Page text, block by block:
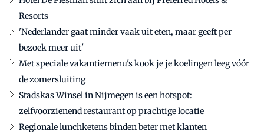
Resorts
'Nederlander gaat minder vaak uit eten, maar geeft per
bezoek meer uit'
Met speciale vakantiemenu's kook je je koelingen leeg vóór
de zomersluiting
Stadskas Winsel in Nijmegen is een hotspot:
zelfvoorzienend restaurant op prachtige locatie
Regionale lunchketens binden beter met klanten